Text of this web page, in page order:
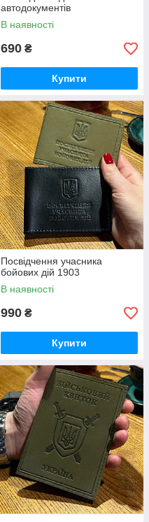
автодокументів
В наявності
690 ₴
Купити
Посвідчення учасника
бойових дій 1903
В наявності
990 ₴
Купити